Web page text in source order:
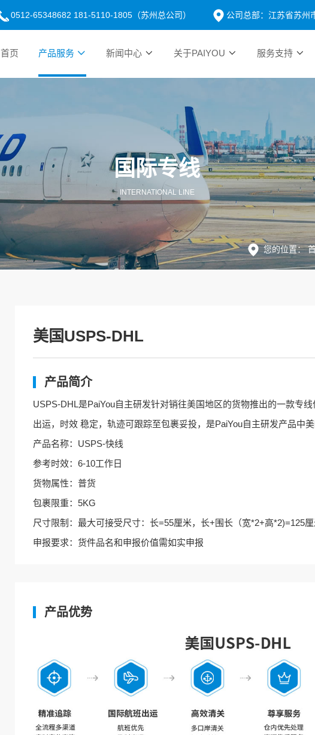
0512-65348682 181-5110-1805（苏州总公司） 公司总部：江苏省苏州
首页 产品服务 新闻中心 关于PAIYOU 服务支持
国际专线
INTERNATIONAL LINE
您的位置：
美国USPS-DHL
产品简介
USPS-DHL是PaiYou自主研发针对销往美国地区的货物推出的一款专
出运，时效 稳定，轨迹可跟踪至包裹妥投，是PaiYou自主研发产品中美
产品名称：USPS-快线
参考时效：6-10工作日
货物属性：普货
包裹限重：5KG
尺寸限制：最大可接受尺寸：长=55厘米，长+围长（宽*2+高*2)=125
申报要求：货件品名和申报价值需如实申报
产品优势